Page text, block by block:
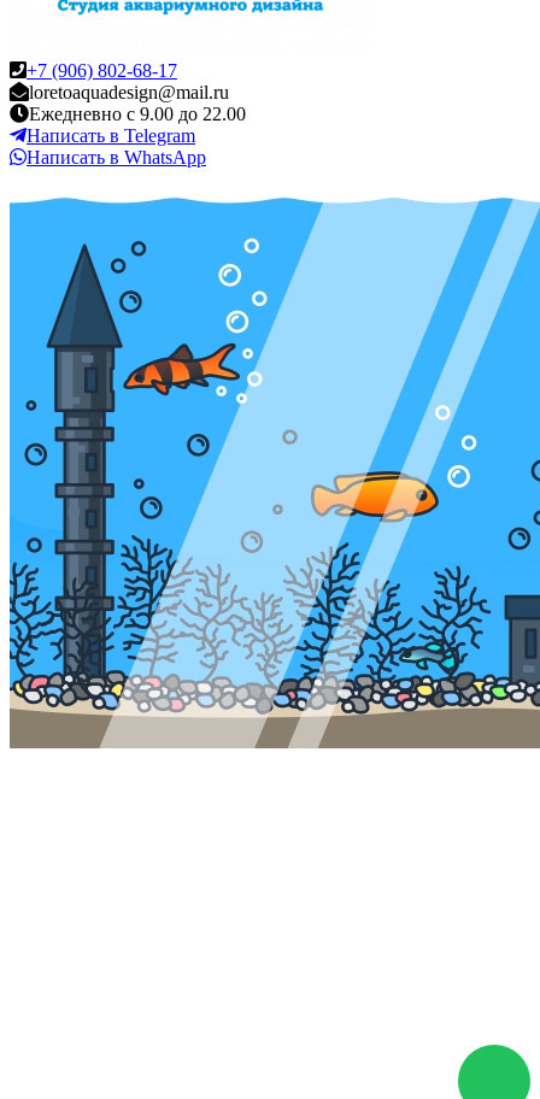
+7 (906) 802-68-17
loretoaquadesign@mail.ru
Ежедневно с 9.00 до 22.00
Написать в Telegram
Написать в WhatsApp